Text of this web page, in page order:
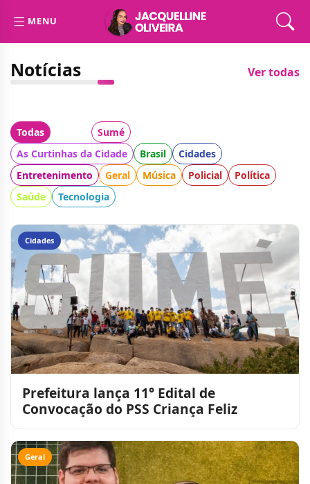
MENU
Notícias Ver todas
Todas Sumé
As Curtinhas da Cidade
Brasil
Cidades
Entretenimento
Geral Música Policial
Política
Saúde
Tecnologia
Cidades
Prefeitura lança 11° Edital de
Convocação do PSS Criança Feliz
Geral